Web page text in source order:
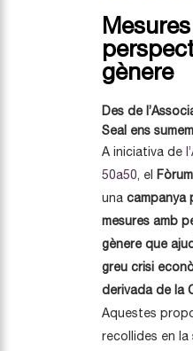
gènere
Des de
Seal ens
A iniciativa de
50a50, el
una campanya
mesures amb
gènere que
greu crisi
derivada de la
Aquestes
recollides en la